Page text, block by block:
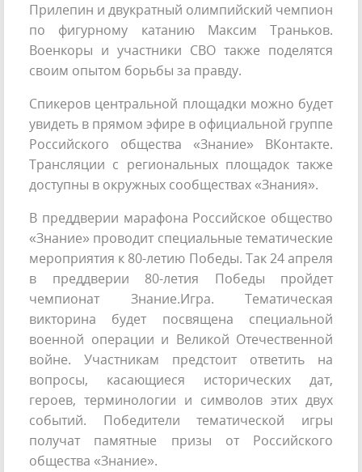
Прилепин и двукратный олимпийский чемпион
по фигурному катанию Максим Траньков.
Военкоры и участники СВО также поделятся
своим опытом борьбы за правду.
Спикеров центральной площадки можно будет
увидеть в прямом эфире в официальной группе
Российского общества «Знание» ВКонтакте.
Трансляции с региональных площадок также
доступны в окружных сообществах «Знания».
В преддверии марафона Российское общество
«Знание» проводит специальные тематические
мероприятия к 80-летию Победы. Так 24 апреля
в преддверии 80-летия Победы пройдет
чемпионат Знание.Игра. Тематическая
викторина будет посвящена специальной
военной операции и Великой Отечественной
войне. Участникам предстоит ответить на
вопросы, касающиеся исторических дат,
героев, терминологии и символов этих двух
событий. Победители тематической игры
получат памятные призы от Российского
общества «Знание».